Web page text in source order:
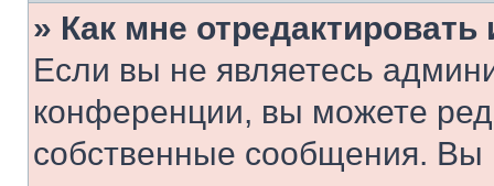
» Как мне
Если вы не являетесь
конференции, вы можете
собственные сообщения. Вы